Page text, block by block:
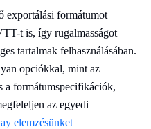
exportálási formátumot
t is, így rugalmasságot
tartalmak felhasználásában.
opciókkal, mint az
a formátumspecifikációk,
az egyedi
elemzésünket